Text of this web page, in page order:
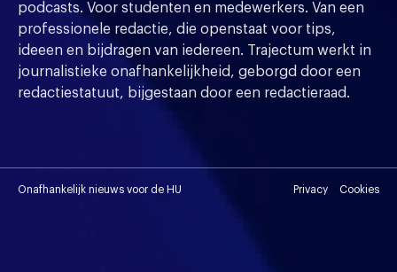
podcasts. Voor studenten en medewerkers. Van een
professionele redactie, die openstaat voor tips,
ideeen en bijdragen van iedereen. Trajectum werkt in
journalistieke onafhankelijkheid, geborgd door een
redactiestatuut, bijgestaan door een redactieraad.
Onafhankelijk nieuws voor de HU Privacy Cookies